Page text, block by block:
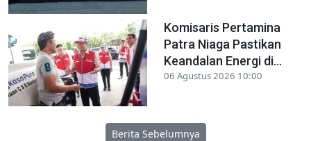
Komisaris Pertamina
Patra Niaga Pastikan
Keandalan Energi di...
06 Agustus 2026 10:00
Berita Sebelumnya